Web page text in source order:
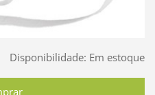
Disponibilidade: Em estoque